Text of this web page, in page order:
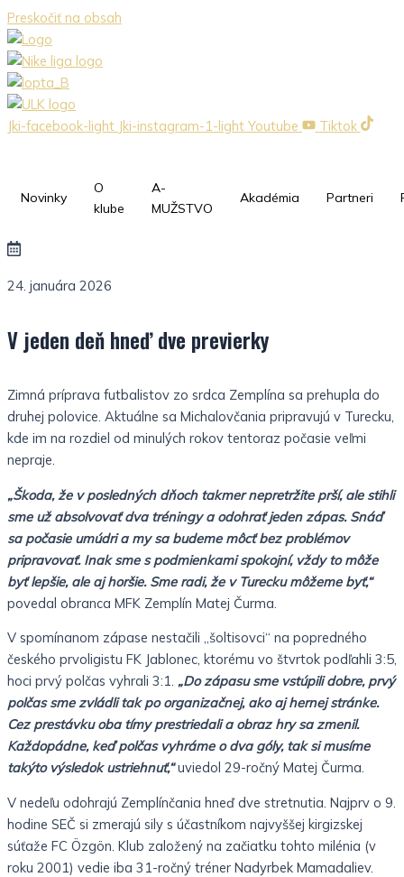
Preskočiť na obsah
Jki-facebook-light Jki-instagram-1-light Youtube Tiktok
Novinky
O
klube
A-
MUŽSTVO
Akadémia Partneri
24. januára 2026
V jeden deň hneď dve previerky
Zimná príprava futbalistov zo srdca Zemplína sa prehupla do
druhej polovice. Aktuálne sa Michalovčania pripravujú v Turecku,
kde im na rozdiel od minulých rokov tentoraz počasie veľmi
nepraje.
„Škoda, že v posledných dňoch takmer nepretržite prší, ale stihli
sme už absolvovať dva tréningy a odohrať jeden zápas. Snáď
sa počasie umúdri a my sa budeme môcť bez problémov
pripravovať. Inak sme s podmienkami spokojní, vždy to môže
byť lepšie, ale aj horšie. Sme radi, že v Turecku môžeme byť,“
povedal obranca MFK Zemplín Matej Čurma.
V spomínanom zápase nestačili „šoltisovci“ na popredného
českého prvoligistu FK Jablonec, ktorému vo štvrtok podľahli 3:5,
hoci prvý polčas vyhrali 3:1. „Do zápasu sme vstúpili dobre, prvý
polčas sme zvládli tak po organizačnej, ako aj hernej stránke.
Cez prestávku oba tímy prestriedali a obraz hry sa zmenil.
Každopádne, keď polčas vyhráme o dva góly, tak si musíme
takýto výsledok ustriehnuť,“uviedol 29-ročný Matej Čurma.
V nedeľu odohrajú Zemplínčania hneď dve stretnutia. Najprv o 9.
hodine SEČ si zmerajú sily s účastníkom najvyššej kirgizskej
súťaže FC Özgön. Klub založený na začiatku tohto milénia (v
roku 2001) vedie iba 31-ročný tréner Nadyrbek Mamadaliev.